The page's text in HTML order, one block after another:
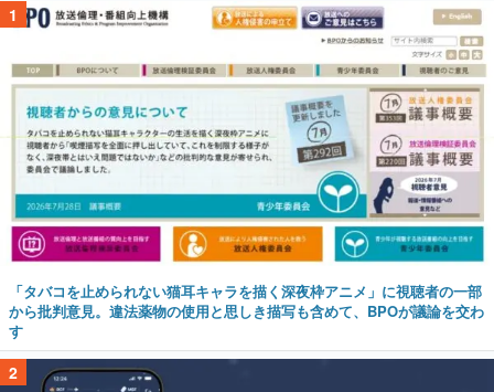
「タバコを止められない猫耳キャラを描く深夜枠アニメ」に視聴者の一部
から批判意見。違法薬物の使用と思しき描写も含めて、BPOが議論を交わ
す
2